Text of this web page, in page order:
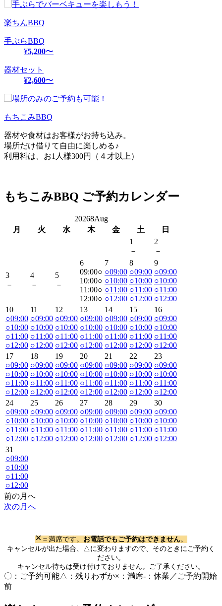
楽ちんBBQ
手ぶらBBQ
¥5,200〜
器材セット
¥2,600〜
もちこみBBQ
器材や食材はお客様がお持ち込み。
場所だけ借りて自由に楽しめる♪
利用料は、お1人様300円（４才以上）
もちこみBBQ ご予約カレンダー
20268Aug
月
火 水 木 金 土
日
1
－
2
－
3
－
4
－
5
－
6
09:00○
10:00○
11:00○
12:00○
7
○09:00
○10:00
○11:00
○12:00
8
○09:00
○10:00
○11:00
○12:00
9
○09:00
○10:00
○11:00
○12:00
10
○09:00
○10:00
○11:00
○12:00
11
○09:00
○10:00
○11:00
○12:00
12
○09:00
○10:00
○11:00
○12:00
13
○09:00
○10:00
○11:00
○12:00
14
○09:00
○10:00
○11:00
○12:00
15
○09:00
○10:00
○11:00
○12:00
16
○09:00
○10:00
○11:00
○12:00
17
○09:00
○10:00
○11:00
○12:00
18
○09:00
○10:00
○11:00
○12:00
19
○09:00
○10:00
○11:00
○12:00
20
○09:00
○10:00
○11:00
○12:00
21
○09:00
○10:00
○11:00
○12:00
22
○09:00
○10:00
○11:00
○12:00
23
○09:00
○10:00
○11:00
○12:00
24
○09:00
○10:00
○11:00
○12:00
25
○09:00
○10:00
○11:00
○12:00
26
○09:00
○10:00
○11:00
○12:00
27
○09:00
○10:00
○11:00
○12:00
28
○09:00
○10:00
○11:00
○12:00
29
○09:00
○10:00
○11:00
○12:00
30
○09:00
○10:00
○11:00
○12:00
31
○09:00
○10:00
○11:00
○12:00
前の月へ
次の月へ
× ＝満席です。 お電話でもご予約はできません。
キャンセルが出た場合、△に変わりますので、そのときにご予約く
ださい。
キャンセル待ちは受け付けておりません。ご了承ください。
〇：ご予約可能△：残りわずか×：満席-：休業／ご予約開始
前